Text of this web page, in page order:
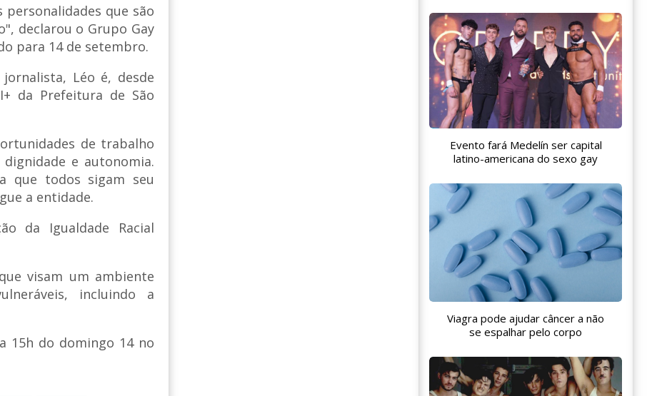
que são
declarou o Grupo Gay
para 14 de setembro.
Léo é, desde
da Prefeitura de São
de trabalho
e autonomia.
que todos sigam seu
a entidade.
da Igualdade Racial
visam um ambiente
incluindo a
15h do domingo 14 no
Evento fará Medelín ser capital
latino-americana do sexo gay
Viagra pode ajudar câncer a não
se espalhar pelo corpo